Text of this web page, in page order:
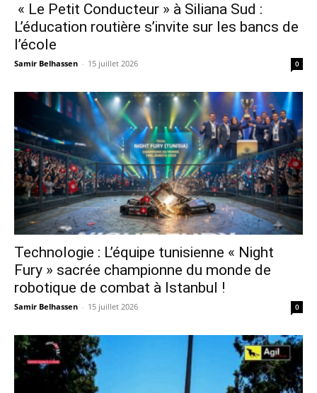
« Le Petit Conducteur » à Siliana Sud :
L’éducation routière s’invite sur les bancs de
l’école
Samir Belhassen - 15 juillet 2026 0
Technologie : L’équipe tunisienne « Night
Fury » sacrée championne du monde de
robotique de combat à Istanbul !
Samir Belhassen - 15 juillet 2026 0